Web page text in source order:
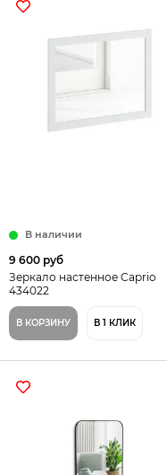
В наличии
9 600 руб
Зеркало настенное Caprio
434022
В КОРЗИНУ В 1 КЛИК